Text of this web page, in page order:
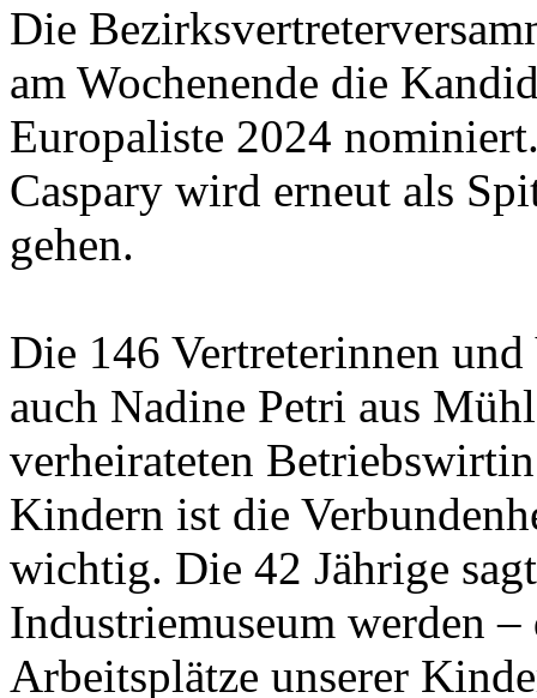
Die
am Wochenende die
Europaliste 2024
Caspary wird erneut als
gehen.
Die 146 Vertreterinnen
auch Nadine Petri aus
verheirateten
Kindern ist die
wichtig. Die 42 Jährige
Industriemuseum werden
Arbeitsplätze unserer